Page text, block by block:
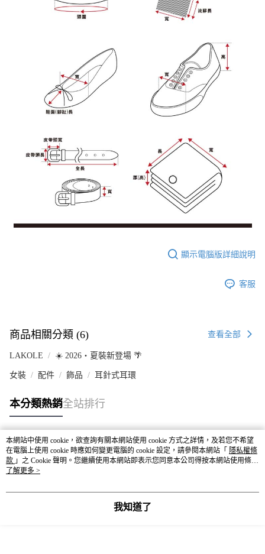
顯示電腦版詳細說明
客服
商品相關分類 (6) 查看全部
LAKOLE ☀️ 2026・夏裝新登場 🌴
女裝 配件 飾品 耳針式耳環
本分類熱銷全站排行
熱門標籤
本網站中使用 cookie，欲查詢有關本網站使用 cookie 方式之詳情，及若您不希望
在電腦上使用 cookie 時應如何變更電腦的 cookie 設定，請參閱本網站「 隱私權條
款 」之 Cookie 聲明。您繼續使用本網站即表示您同意本公司得按本網站使用條款
之 Cookie 聲明使用 cookie。
了解更多 >
我知道了